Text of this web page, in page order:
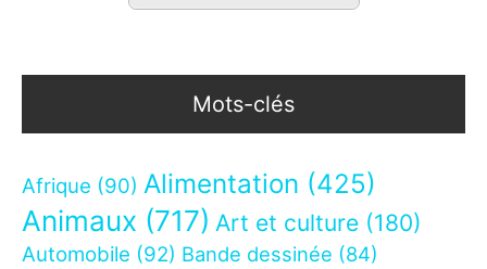
Mots-clés
Afrique (90) Alimentation (425)
Animaux (717) Art et culture (180)
Automobile (92) Bande dessinée (84)